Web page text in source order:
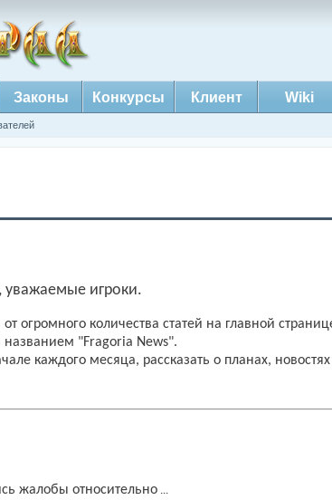
Законы Конкурсы Клиент Wiki
уважаемые игроки.
огромного количества статей на главной
названием "Fragoria News".
каждого месяца, рассказать о планах,
жалобы относительно ...